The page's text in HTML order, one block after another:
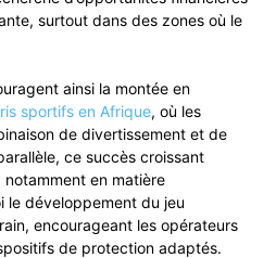
surtout dans des zones où le
ainsi la montée en
sportifs en Afrique, où les
de divertissement et de
ce succès croissant
notamment en matière
le développement du jeu
encourageant les opérateurs
de protection adaptés.